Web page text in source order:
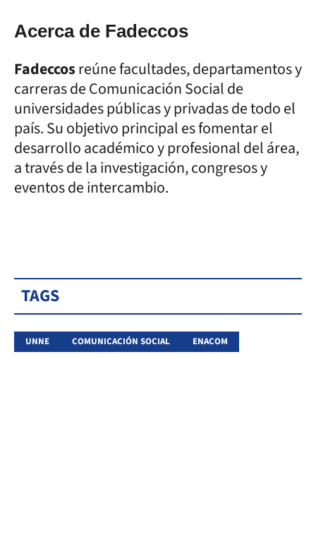
Acerca de Fadeccos
Fadeccosreúne facultades, departamentos y
carreras de Comunicación Social de
universidades públicas y privadas de todo el
país. Su objetivo principal es fomentar el
desarrollo académico y profesional del área,
a través de la investigación, congresos y
eventos de intercambio.
TAGS
UNNE COMUNICACIÓN SOCIAL ENACOM